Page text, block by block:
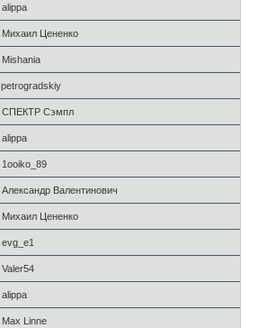
alippa
Михаил Цененко
Mishania
petrogradskiy
СПЕКТР Сэмпл
alippa
1ooiko_89
Александр Валентинович
Михаил Цененко
evg_e1
Valer54
alippa
Max Linne